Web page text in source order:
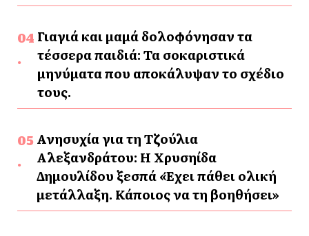
Γιαγιά και μαμά δολοφόνησαν τα
τέσσερα παιδιά: Τα σοκαριστικά
μηνύματα που αποκάλυψαν το σχέδιο
τους.
Ανησυχία για τη Τζούλια
Αλεξανδράτου: Η Χρυσηίδα
Δημουλίδου ξεσπά «Έχει πάθει ολική
μετάλλαξη. Κάποιος να τη βοηθήσει»